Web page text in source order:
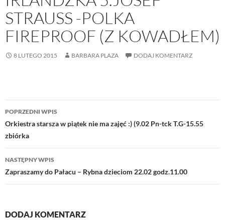
STRAUSS -POLKA
FIREPROOF (Z KOWADŁEM)
8 LUTEGO 2015 BARBARA PLAZA DODAJ KOMENTARZ
Nawigacja
wpisu
POPRZEDNI WPIS
Orkiestra starsza w piątek nie ma zajęć :) (9.02 Pn-tck T.G-15.55
zbiórka
NASTĘPNY WPIS
Zapraszamy do Pałacu – Rybna dzieciom 22.02 godz.11.00
DODAJ KOMENTARZ